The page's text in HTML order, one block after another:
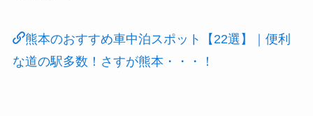
熊本のおすすめ車中泊スポット【22選】｜便利
な道の駅多数！さすが熊本・・・！